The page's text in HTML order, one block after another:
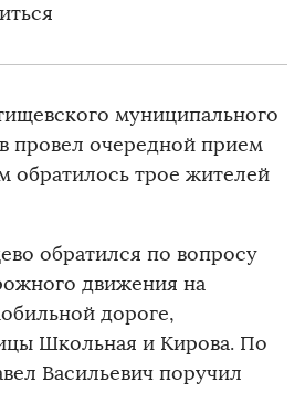
муниципального
провел очередной прием
обратилось трое жителей
обратился по вопросу
движения на
дороге,
Школьная и Кирова. По
Васильевич поручил